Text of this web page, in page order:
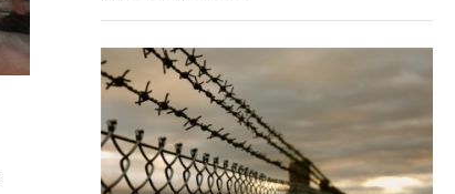
© mb-photoarts on Freepik